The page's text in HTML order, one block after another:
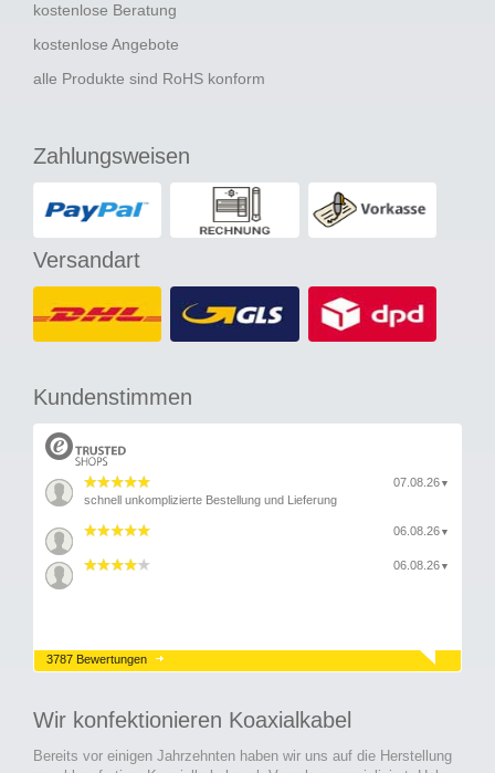
kostenlose Beratung
kostenlose Angebote
alle Produkte sind RoHS konform
Zahlungsweisen
Versandart
Kundenstimmen
07.08.26 ▼
schnell unkomplizierte Bestellung und Lieferung
06.08.26 ▼
06.08.26 ▼
3787 Bewertungen
Wir konfektionieren Koaxialkabel
Bereits vor einigen Jahrzehnten haben wir uns auf die Herstellung